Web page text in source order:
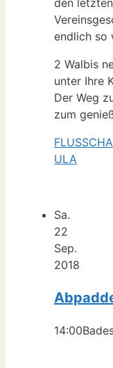
den
endlich so
2 Walbis
unter Ihre
Der Weg
zum
ULA
Sa.
22
Sep.
2018
14:00